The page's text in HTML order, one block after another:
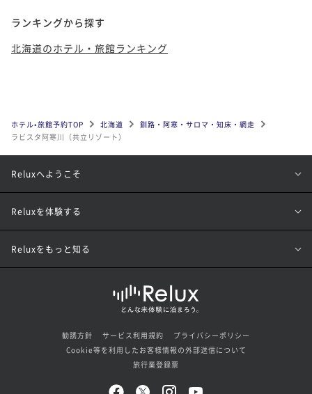
ランキングから探す
北海道のホテル・旅館ランキング
ホテル•旅館予約TOP 北海道
釧路・阿寒・サロマ・知床・網走
ラビスタ阿寒川（共立リゾート）
Reluxへようこそ
Reluxを体験する
Reluxをもっと知る
勧誘方針 サービス利用規約
プライバシーポリシー
Cookie等を利用したお客様情報の外部送信について
旅行業登録票